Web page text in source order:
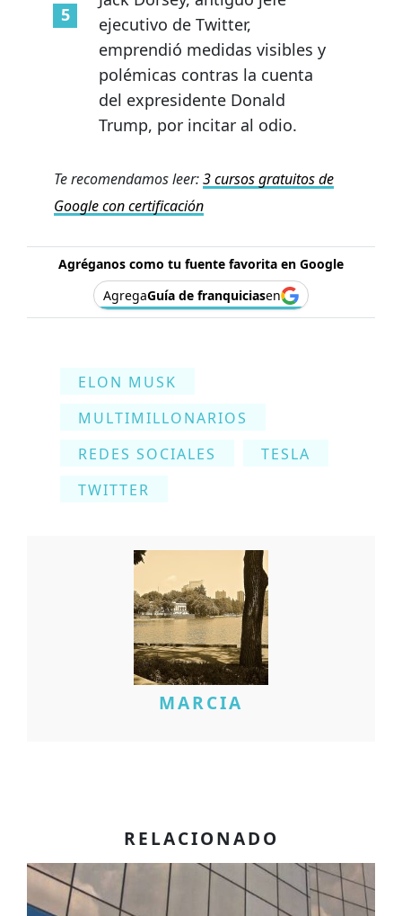
ejecutivo de Twitter,
emprendió medidas visibles y
polémicas contras la cuenta
del expresidente Donald
Trump, por incitar al odio.
Te recomendamos leer:3 cursos gratuitos de
Google con certificación
Agréganos como tu fuente favorita en Google
AgregaGuía de franquiciasen
ELON MUSK
MULTIMILLONARIOS
REDES SOCIALES
TESLA
TWITTER
MARCIA
RELACIONADO